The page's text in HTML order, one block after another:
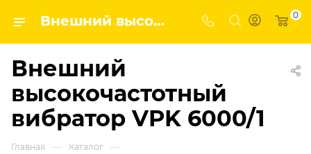
Внешний высокочастотный вибратор VPK 6000/1 | Завод строительных и промышленных механизмов VPK 0
Внешний
высокочастотный
вибратор VPK 6000/1
Главная — Каталог —